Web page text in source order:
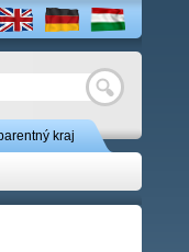
Hľadať
kraj